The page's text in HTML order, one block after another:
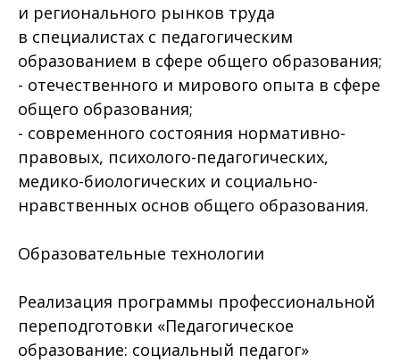
и регионального рынков труда
в специалистах с педагогическим
образованием в сфере общего образования;
- отечественного и мирового опыта в сфере
общего образования;
- современного состояния нормативно-
правовых, психолого-педагогических,
медико-биологических и социально-
нравственных основ общего образования.
Образовательные технологии
Реализация программы профессиональной
переподготовки «Педагогическое
образование: социальный педагог»